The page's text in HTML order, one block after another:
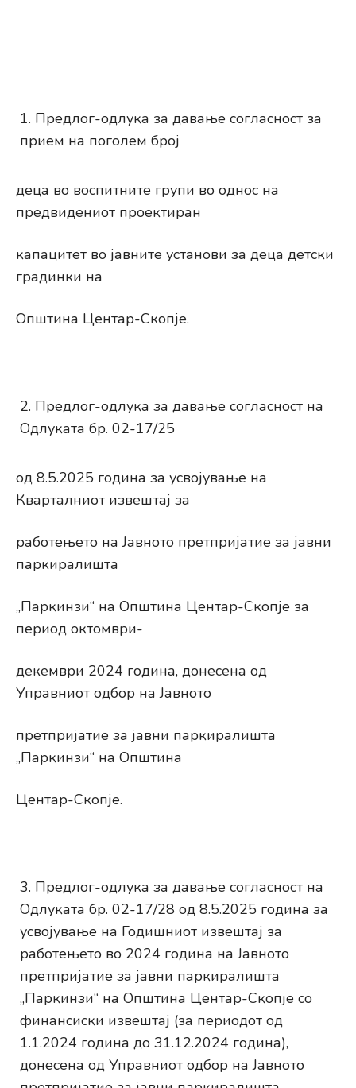
Предлог-одлука за давање согласност за
прием на поголем број
деца во воспитните групи во однос на
предвидениот проектиран
капацитет во јавните установи за деца детски
градинки на
Општина Центар-Скопје.
Предлог-одлука за давање согласност на
Одлуката бр. 02-17/25
од 8.5.2025 година за усвојување на
Кварталниот извештај за
работењето на Јавното претпријатие за јавни
паркиралишта
„Паркинзи“ на Општина Центар-Скопје за
период октомври-
декември 2024 година, донесена од
Управниот одбор на Јавното
претпријатие за јавни паркиралишта
„Паркинзи“ на Општина
Центар-Скопје.
Предлог-одлука за давање согласност на
Одлуката бр. 02-17/28 од 8.5.2025 година за
усвојување на Годишниот извештај за
работењето во 2024 година на Јавното
претпријатие за јавни паркиралишта
„Паркинзи“ на Општина Центар-Скопје со
финансиски извештај (за периодот од
1.1.2024 година до 31.12.2024 година),
донесена од Управниот одбор на Јавното